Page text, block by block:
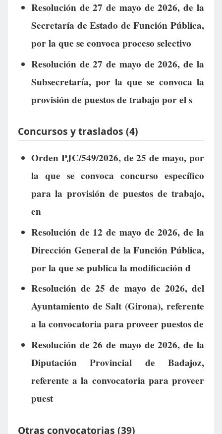
Resolución de 27 de mayo de 2026, de la
Secretaría de Estado de Función Pública,
por la que se convoca proceso selectivo
Resolución de 27 de mayo de 2026, de la
Subsecretaría, por la que se convoca la
provisión de puestos de trabajo por el s
Concursos y traslados (4)
Orden PJC/549/2026, de 25 de mayo, por
la que se convoca concurso específico
para la provisión de puestos de trabajo,
en
Resolución de 12 de mayo de 2026, de la
Dirección General de la Función Pública,
por la que se publica la modificación d
Resolución de 25 de mayo de 2026, del
Ayuntamiento de Salt (Girona), referente
a la convocatoria para proveer puestos de
Resolución de 26 de mayo de 2026, de la
Diputación Provincial de Badajoz,
referente a la convocatoria para proveer
puest
Otras convocatorias (39)